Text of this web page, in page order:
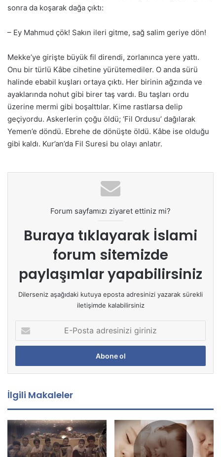
sonra da koşarak dağa çıktı:
– Ey Mahmud çök! Sakın ileri gitme, sağ salim geriye dön!
Mekke’ye girişte büyük fil direndi, zorlanınca yere yattı.
Onu bir türlü Kâbe cihetine yürütemediler. O anda sürü
halinde ebabil kuşları ortaya çıktı. Her birinin ağzında ve
ayaklarında nohut gibi birer taş vardı. Bu taşları ordu
üzerine mermi gibi boşalttılar. Kime rastlarsa delip
geçiyordu. Askerlerin çoğu öldü; ‘Fil Ordusu’ dağılarak
Yemen’e döndü. Ebrehe de dönüşte öldü. Kâbe ise olduğu
gibi kaldı. Kur’an’da Fil Suresi bu olayı anlatır.
Forum sayfamızı ziyaret ettiniz mi?
Buraya tıklayarak İslami
forum sitemizde
paylaşımlar yapabilirsiniz
Dilerseniz aşağıdaki kutuya eposta adresinizi yazarak sürekli
iletişimde kalabilirsiniz
P
s
a
d
r
s
i
İlgili Makaleler